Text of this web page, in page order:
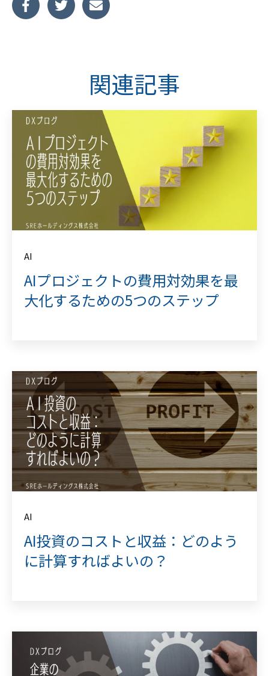
関連記事
AI
AIプロジェクトの費用対効果を最
大化するための5つのステップ
AI
AI投資のコストと収益：どのよう
に計算すればよいの？